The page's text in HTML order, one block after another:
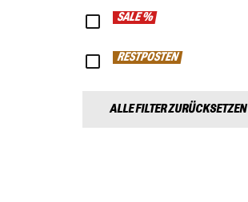
SALE %
RESTPOSTEN
ALLE FILTER ZURÜCKSETZEN